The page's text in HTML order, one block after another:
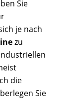
Sie
je nach
zu
die
Sie